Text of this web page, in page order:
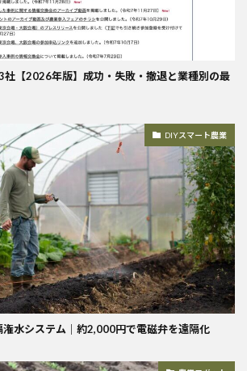
社【2026年版】成功・失敗・撤退と業種別の最
DIYスマート農業
水システム｜約2,000円で電磁弁を遠隔化